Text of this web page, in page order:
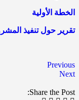
الخطة الأولية
تقرير حول تنفيذ
Previous
Next
Share the Post: